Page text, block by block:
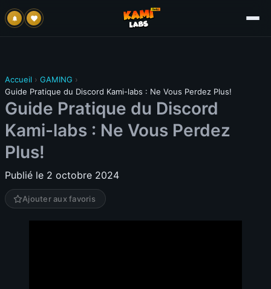
Accueil › GAMING ›
Guide Pratique du Discord Kami-labs : Ne Vous Perdez Plus!
Guide Pratique du Discord
Kami-labs : Ne Vous Perdez
Plus!
Publié le 2 octobre 2024
Ajouter aux favoris